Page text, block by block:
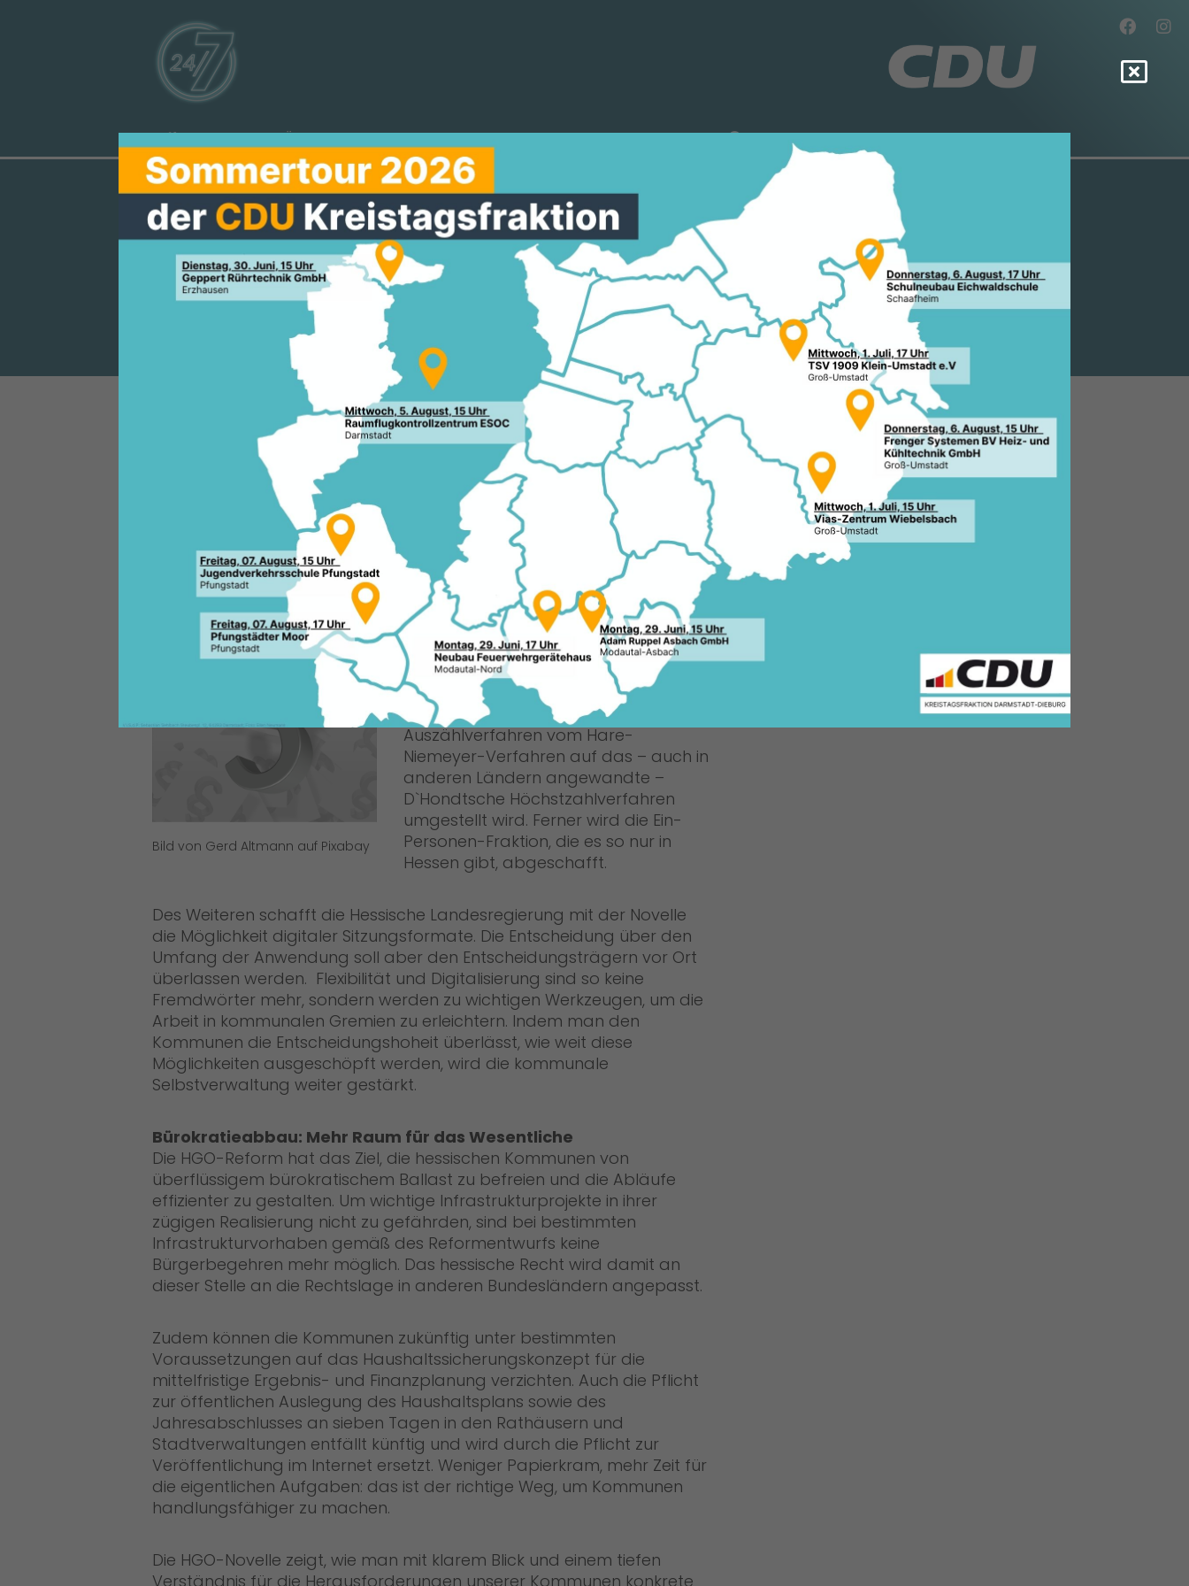
Aktuelles Über uns Vereinigungen Arbeitskreise Mitmachen
MEHR HANDLUNGSFÄHIGKEIT FÜR UNSERE
KOMMUNEN DANK MODERNEM
KOMMUNALRECHT
Ein Überblick über die Reform der Hessischen Gemeindeordnung von Nils Zeißler
Rund ein Jahr vor der nächsten Kommunalwahl im März 2026 ist eine
umfassende Änderung der Hessischen Gemeindeordnung
vorgenommen worden. Mit dem mittlerweile vom Hessischen Landtag
beschlossenen Reformentwurf will die Hessische Landesregierung das
Kommunalrecht modernisieren, um Handlungsfähigkeit und
Spielräume der hessischen Kommunen zu erhöhen. Dabei handelt es
sich um die umfassendste Kommunalrechtsnovelle in Hessen seit zehn
Jahren.
Bild von Gerd Altmann auf Pixabay
Stärkung der Handlungsfähigkeit
kommunaler Parlamente
Der Gesetzesentwurf hat zum Ziel, der
oft lähmenden Zersplitterung der
kommunalen Parlamente in Hessen
entgegenzuwirken, indem das
Auszählverfahren vom Hare-
Niemeyer-Verfahren auf das – auch in
anderen Ländern angewandte –
D`Hondtsche Höchstzahlverfahren
umgestellt wird. Ferner wird die Ein-
Personen-Fraktion, die es so nur in
Hessen gibt, abgeschafft.
Des Weiteren schafft die Hessische Landesregierung mit der Novelle
die Möglichkeit digitaler Sitzungsformate. Die Entscheidung über den
Umfang der Anwendung soll aber den Entscheidungsträgern vor Ort
überlassen werden. Flexibilität und Digitalisierung sind so keine
Fremdwörter mehr, sondern werden zu wichtigen Werkzeugen, um die
Arbeit in kommunalen Gremien zu erleichtern. Indem man den
Kommunen die Entscheidungshoheit überlässt, wie weit diese
Möglichkeiten ausgeschöpft werden, wird die kommunale
Selbstverwaltung weiter gestärkt.
Bürokratieabbau: Mehr Raum für das Wesentliche
Die HGO-Reform hat das Ziel, die hessischen Kommunen von
überflüssigem bürokratischem Ballast zu befreien und die Abläufe
effizienter zu gestalten. Um wichtige Infrastrukturprojekte in ihrer
zügigen Realisierung nicht zu gefährden, sind bei bestimmten
Infrastrukturvorhaben gemäß des Reformentwurfs keine
Bürgerbegehren mehr möglich. Das hessische Recht wird damit an
dieser Stelle an die Rechtslage in anderen Bundesländern angepasst.
Zudem können die Kommunen zukünftig unter bestimmten
Voraussetzungen auf das Haushaltssicherungskonzept für die
mittelfristige Ergebnis- und Finanzplanung verzichten. Auch die Pflicht
zur öffentlichen Auslegung des Haushaltsplans sowie des
Jahresabschlusses an sieben Tagen in den Rathäusern und
Stadtverwaltungen entfällt künftig und wird durch die Pflicht zur
Veröffentlichung im Internet ersetzt. Weniger Papierkram, mehr Zeit für
die eigentlichen Aufgaben: das ist der richtige Weg, um Kommunen
handlungsfähiger zu machen.
Die HGO-Novelle zeigt, wie man mit klarem Blick und einem tiefen
Verständnis für die Herausforderungen unserer Kommunen konkrete
11.04.2025, 12:03 Uhr